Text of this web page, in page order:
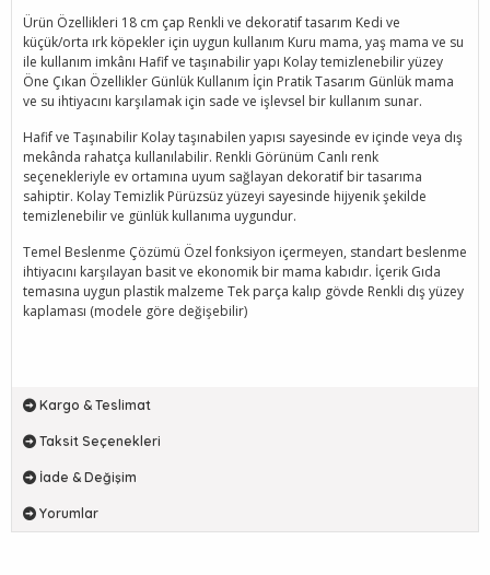
Ürün Özellikleri 18 cm çap Renkli ve dekoratif tasarım Kedi ve
küçük/orta ırk köpekler için uygun kullanım Kuru mama, yaş mama ve su
ile kullanım imkânı Hafif ve taşınabilir yapı Kolay temizlenebilir yüzey
Öne Çıkan Özellikler Günlük Kullanım İçin Pratik Tasarım Günlük mama
ve su ihtiyacını karşılamak için sade ve işlevsel bir kullanım sunar.
Hafif ve Taşınabilir Kolay taşınabilen yapısı sayesinde ev içinde veya dış
mekânda rahatça kullanılabilir. Renkli Görünüm Canlı renk
seçenekleriyle ev ortamına uyum sağlayan dekoratif bir tasarıma
sahiptir. Kolay Temizlik Pürüzsüz yüzeyi sayesinde hijyenik şekilde
temizlenebilir ve günlük kullanıma uygundur.
Temel Beslenme Çözümü Özel fonksiyon içermeyen, standart beslenme
ihtiyacını karşılayan basit ve ekonomik bir mama kabıdır. İçerik Gıda
temasına uygun plastik malzeme Tek parça kalıp gövde Renkli dış yüzey
kaplaması (modele göre değişebilir)
Kargo & Teslimat
Taksit Seçenekleri
İade & Değişim
Yorumlar